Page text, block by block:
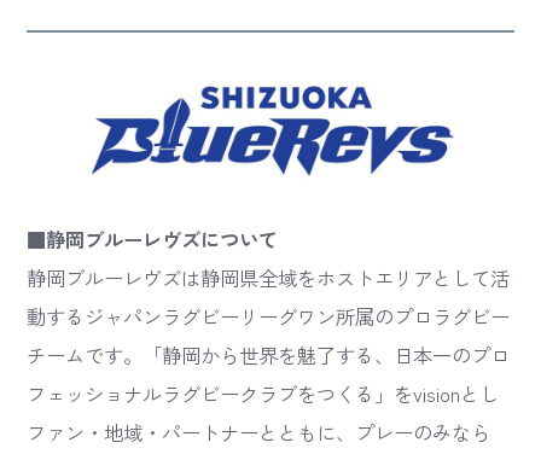
■静岡ブルーレヴズについて
静岡ブルーレヴズは静岡県全域をホストエリアとして活
動するジャパンラグビーリーグワン所属のプロラグビー
チームです。「静岡から世界を魅了する、日本一のプロ
フェッショナルラグビークラブをつくる」をvisionとし
ファン・地域・パートナーとともに、プレーのみなら